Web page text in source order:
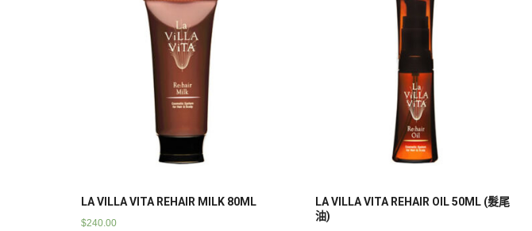
LA VILLA VITA REHAIR MILK 80ML
$240.00
LA VILLA VITA REHAIR OIL 50ML (髮尾
油)